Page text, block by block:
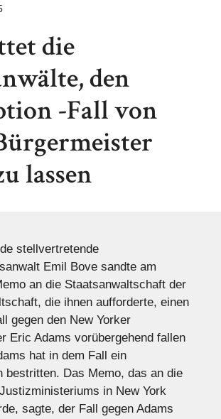
die
den
-Fall von
lassen
stellvertretende
Emil Bove sandte am
an die Staatsanwaltschaft der
die ihnen aufforderte, einen
gegen den New Yorker
Eric Adams vorübergehend fallen
hat in dem Fall ein
bestritten. Das Memo, das an die
in New York
sagte, der Fall gegen Adams